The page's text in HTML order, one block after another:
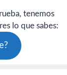
tenemos
lo que sabes: